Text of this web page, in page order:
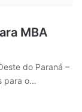
MBA
do Paraná –
para o…